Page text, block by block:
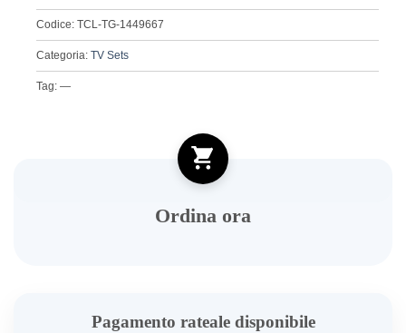
Codice: TCL-TG-1449667
Categoria: TV Sets
Tag: —
Ordina ora
Pagamento rateale disponibile